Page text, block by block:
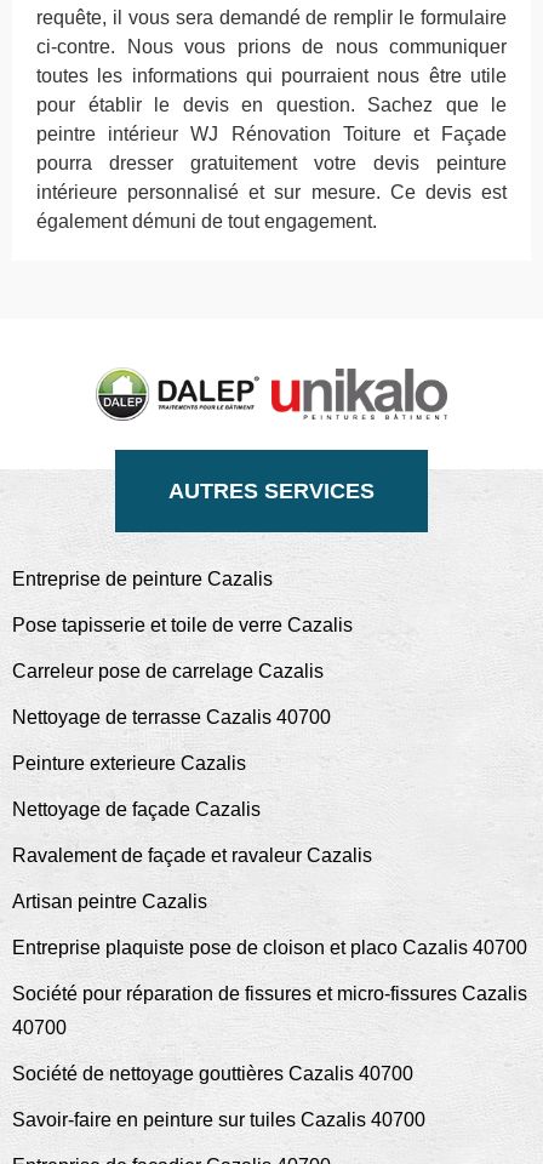
requête, il vous sera demandé de remplir le formulaire
ci-contre. Nous vous prions de nous communiquer
toutes les informations qui pourraient nous être utile
pour établir le devis en question. Sachez que le
peintre intérieur WJ Rénovation Toiture et Façade
pourra dresser gratuitement votre devis peinture
intérieure personnalisé et sur mesure. Ce devis est
également démuni de tout engagement.
AUTRES SERVICES
Entreprise de peinture Cazalis
Pose tapisserie et toile de verre Cazalis
Carreleur pose de carrelage Cazalis
Nettoyage de terrasse Cazalis 40700
Peinture exterieure Cazalis
Nettoyage de façade Cazalis
Ravalement de façade et ravaleur Cazalis
Artisan peintre Cazalis
Entreprise plaquiste pose de cloison et placo Cazalis 40700
Société pour réparation de fissures et micro-fissures Cazalis
40700
Société de nettoyage gouttières Cazalis 40700
Savoir-faire en peinture sur tuiles Cazalis 40700